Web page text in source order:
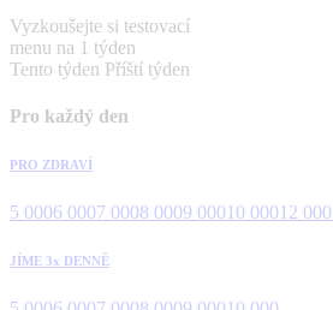
Vyzkoušejte si testovací
menu na 1 týden
Tento týden Příští týden
Pro každý den
PRO ZDRAVÍ
5 0006 0007 0008 0009 00010 00012 000
JÍME 3x DENNĚ